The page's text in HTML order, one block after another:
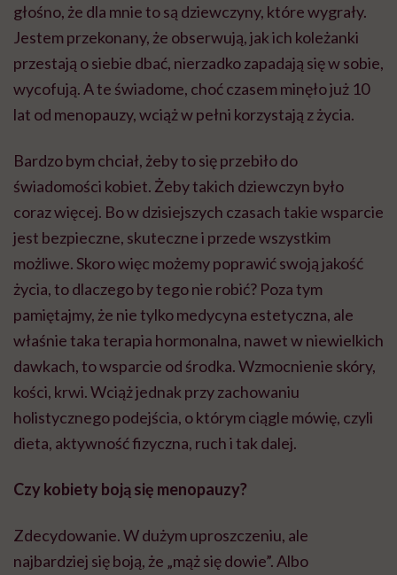
głośno, że dla mnie to są dziewczyny, które wygrały.
Jestem przekonany, że obserwują, jak ich koleżanki
przestają o siebie dbać, nierzadko zapadają się w sobie,
wycofują. A te świadome, choć czasem minęło już 10
lat od menopauzy, wciąż w pełni korzystają z życia.
Bardzo bym chciał, żeby to się przebiło do
świadomości kobiet. Żeby takich dziewczyn było
coraz więcej. Bo w dzisiejszych czasach takie wsparcie
jest bezpieczne, skuteczne i przede wszystkim
możliwe. Skoro więc możemy poprawić swoją jakość
życia, to dlaczego by tego nie robić? Poza tym
pamiętajmy, że nie tylko medycyna estetyczna, ale
właśnie taka terapia hormonalna, nawet w niewielkich
dawkach, to wsparcie od środka. Wzmocnienie skóry,
kości, krwi. Wciąż jednak przy zachowaniu
holistycznego podejścia, o którym ciągle mówię, czyli
dieta, aktywność fizyczna, ruch i tak dalej.
Czy kobiety boją się menopauzy?
Zdecydowanie. W dużym uproszczeniu, ale
najbardziej się boją, że „mąż się dowie”. Albo